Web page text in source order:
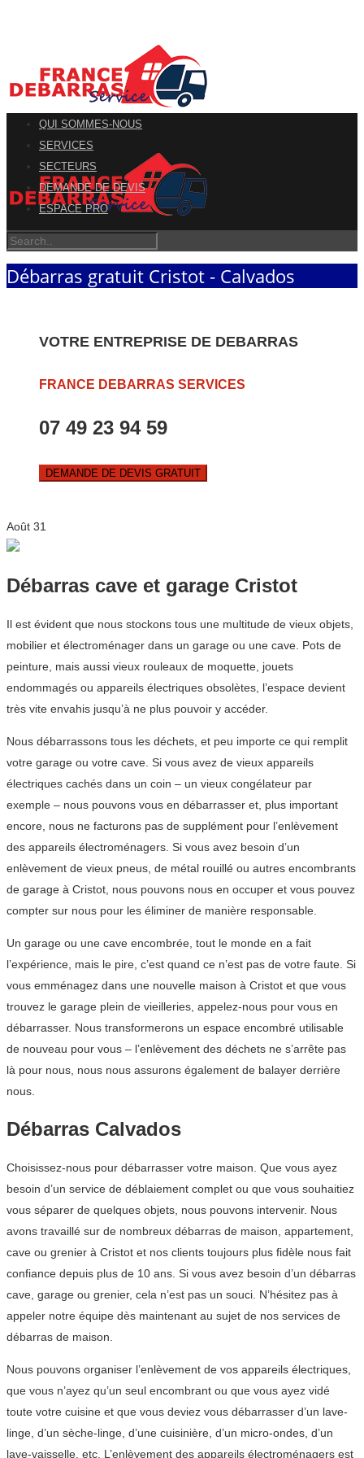
QUI SOMMES-NOUS
SERVICES
SECTEURS
DEMANDE DE DEVIS
ESPACE PRO
Débarras gratuit Cristot - Calvados
VOTRE ENTREPRISE DE DEBARRAS
FRANCE DEBARRAS SERVICES
07 49 23 94 59
DEMANDE DE DEVIS GRATUIT
Août 31
Débarras cave et garage Cristot
Il est évident que nous stockons tous une multitude de vieux objets,
mobilier et électroménager dans un garage ou une cave. Pots de
peinture, mais aussi vieux rouleaux de moquette, jouets
endommagés ou appareils électriques obsolètes, l’espace devient
très vite envahis jusqu’à ne plus pouvoir y accéder.
Nous débarrassons tous les déchets, et peu importe ce qui remplit
votre garage ou votre cave. Si vous avez de vieux appareils
électriques cachés dans un coin – un vieux congélateur par
exemple – nous pouvons vous en débarrasser et, plus important
encore, nous ne facturons pas de supplément pour l’enlèvement
des appareils électroménagers. Si vous avez besoin d’un
enlèvement de vieux pneus, de métal rouillé ou autres encombrants
de garage à Cristot, nous pouvons nous en occuper et vous pouvez
compter sur nous pour les éliminer de manière responsable.
Un garage ou une cave encombrée, tout le monde en a fait
l’expérience, mais le pire, c’est quand ce n’est pas de votre faute. Si
vous emménagez dans une nouvelle maison à Cristot et que vous
trouvez le garage plein de vieilleries, appelez-nous pour vous en
débarrasser. Nous transformerons un espace encombré utilisable
de nouveau pour vous – l’enlèvement des déchets ne s’arrête pas
là pour nous, nous nous assurons également de balayer derrière
nous.
Débarras Calvados
Choisissez-nous pour débarrasser votre maison. Que vous ayez
besoin d’un service de déblaiement complet ou que vous souhaitiez
vous séparer de quelques objets, nous pouvons intervenir. Nous
avons travaillé sur de nombreux débarras de maison, appartement,
cave ou grenier à Cristot et nos clients toujours plus fidèle nous fait
confiance depuis plus de 10 ans. Si vous avez besoin d’un débarras
cave, garage ou grenier, cela n’est pas un souci. N’hésitez pas à
appeler notre équipe dès maintenant au sujet de nos services de
débarras de maison.
Nous pouvons organiser l’enlèvement de vos appareils électriques,
que vous n’ayez qu’un seul encombrant ou que vous ayez vidé
toute votre cuisine et que vous deviez vous débarrasser d’un lave-
linge, d’un sèche-linge, d’une cuisinière, d’un micro-ondes, d’un
lave-vaisselle, etc. L’enlèvement des appareils électroménagers est